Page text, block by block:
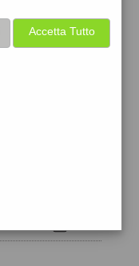
31°
Accetta Tutto